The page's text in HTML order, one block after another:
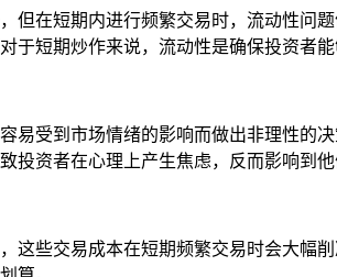
但在短期内进行频繁交易时，流动性问
于短期炒作来说，流动性是确保投资者能
易受到市场情绪的影响而做出非理性的
投资者在心理上产生焦虑，反而影响到他
这些交易成本在短期频繁交易时会大幅